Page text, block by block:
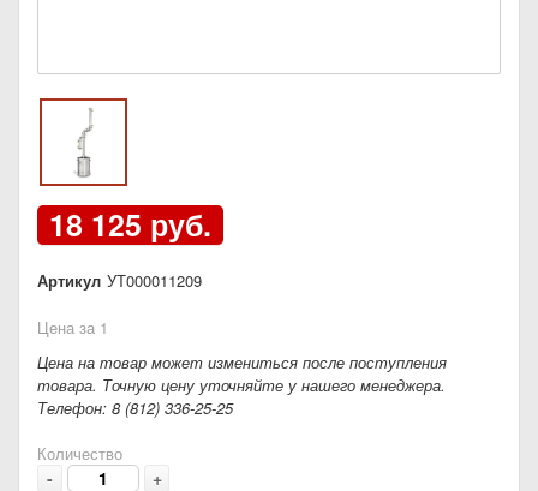
18 125 руб.
Артикул УТ000011209
Цена за 1
Цена на товар может измениться после поступления
товара. Точную цену уточняйте у нашего менеджера.
Телефон: 8 (812) 336-25-25
Количество
- +